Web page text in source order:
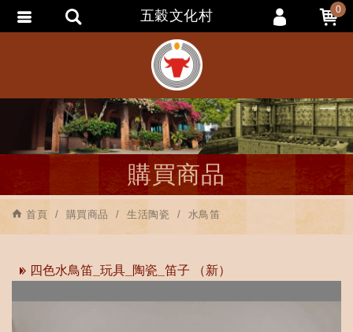
購買商品
首頁 購買商品 生活陶瓷 水鳥笛
四色水鳥笛_玩具_陶瓷_笛子 （新）
五穀文化村 0
會員登入
會員註冊
忘記密碼
訂單查詢
追蹤清單
匯款通知